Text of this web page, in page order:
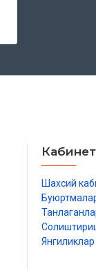
Кабинет
Шахсий
Янгиликлар